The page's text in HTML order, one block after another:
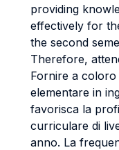
providing
effectively for
the second
Therefore,
Fornire a
elementare in
favorisca la
curriculare di
anno. La